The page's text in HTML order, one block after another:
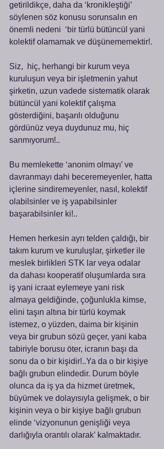
getirildikçe, daha da ‘kronikleştiği’
söylenen söz konusu sorunsalın en
önemli nedeni  ‘bir türlü bütüncül yani
kolektif olamamak ve düşünememektir!.
Siz,  hiç, herhangi bir kurum veya
kuruluşun veya bir işletmenin yahut
şirketin, uzun vadede sistematik olarak
bütüncül yani kolektif çalışma
gösterdiğini, başarılı olduğunu
gördünüz veya duydunuz mu, hiç
sanmıyorum!..
Bu memlekette ‘anonim olmayı’ ve
davranmayı dahi beceremeyenler, hatta
içlerine sindiremeyenler, nasıl, kolektif
olabilsinler ve iş yapabilsinler
başarabilsinler ki!..
Hemen herkesin ayrı telden çaldığı, bir
takım kurum ve kuruluşlar, şirketler ile
meslek birlikleri STK lar veya odalar
da dahası kooperatif oluşumlarda sıra
iş yani icraat eylemeye yani risk
almaya geldiğinde, çoğunlukla kimse,
elini taşın altına bir türlü koymak
istemez, o yüzden, daima bir kişinin
veya bir grubun sözü geçer, yani kaba
tabiriyle borusu öter, icranın başı da
sonu da o bir kişidir!..Ya da o bir kişiye
bağlı grubun elindedir. Durum böyle
olunca da iş ya da hizmet üretmek,
büyümek ve dolayısıyla gelişmek, o bir
kişinin veya o bir kişiye bağlı grubun
elinde ‘vizyonunun genişliği veya
darlığıyla orantılı olarak’ kalmaktadır.